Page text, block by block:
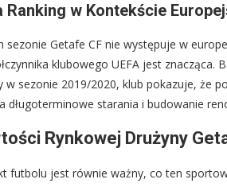
Ranking w Kontekście
sezonie Getafe CF nie występuje w
klubowego UEFA jest
w sezonie 2019/2020, klub pokazuje, że
długoterminowe starania i budowanie
Rynkowej Drużyny
futbolu jest równie ważny, co ten